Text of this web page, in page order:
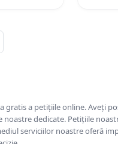
gratis a petițiile online. Aveți
dedicate. Petițiile
serviciilor noastre oferă